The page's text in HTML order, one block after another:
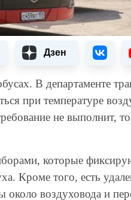
Дзен
В департаменте
при температуре
не выполнит, то
которые
Кроме того, есть
около воздуховода и